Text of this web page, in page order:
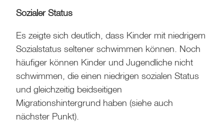
Sozialer Status
Es zeigte sich deutlich, dass Kinder mit niedrigem
Sozialstatus seltener schwimmen können. Noch
häufiger können Kinder und Jugendliche nicht
schwimmen, die einen niedrigen sozialen Status
und gleichzeitig beidseitigen
Migrationshintergrund haben (siehe auch
nächster Punkt).